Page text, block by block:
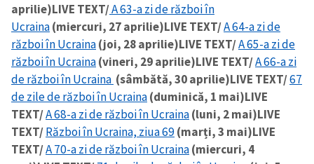
aprilie)LIVE TEXT/A 63-a zi de război în
Ucraina(miercuri, 27 aprilie)LIVE TEXT/A 64-a zi de
război în Ucraina(joi, 28 aprilie)LIVE TEXT/A 65-a zi de
război în Ucraina(vineri, 29 aprilie)LIVE TEXT/A 66-a zi
de război în Ucraina (sâmbătă, 30 aprilie)LIVE TEXT/67
de zile de război în Ucraina(duminică, 1 mai)LIVE
TEXT/A 68-a zi de război în Ucraina(luni, 2 mai)LIVE
TEXT/Război în Ucraina, ziua 69(marți, 3 mai)LIVE
TEXT/A 70-a zi de război în Ucraina(miercuri, 4